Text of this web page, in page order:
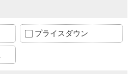
プライスダウン